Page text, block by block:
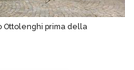
Ottolenghi prima della